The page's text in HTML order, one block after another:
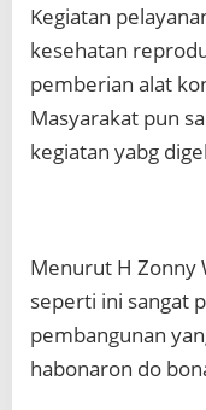
Kegiatan
kesehatan
pemberian alat
Masyarakat pun
kegiatan yabg
Menurut H Zonny
seperti ini sangat
pembangunan
habonaron do